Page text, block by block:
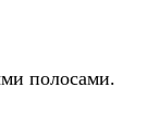
полосами.